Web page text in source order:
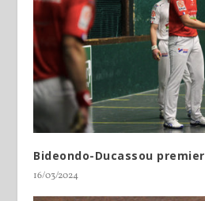
Bideondo-Ducassou
16/03/2024